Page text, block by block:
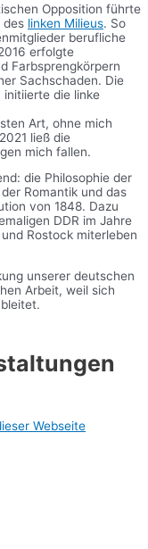
Opposition führte
des linken Milieus. So
berufliche
erfolgte
Farbsprengkörpern
Sachschaden. Die
die linke
Art, ohne mich
ließ die
mich fallen.
die Philosophie der
Romantik und das
von 1848. Dazu
DDR im Jahre
Rostock miterleben
unserer deutschen
Arbeit, weil sich
Webseite